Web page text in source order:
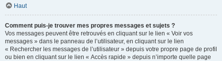
Haut
Comment puis-je trouver mes propres messages et sujets ?
Vos messages peuvent être retrouvés en cliquant sur le lien « Voir vos
messages » dans le panneau de l’utilisateur, en cliquant sur le lien
« Rechercher les messages de l’utilisateur » depuis votre propre page de profil
ou bien en cliquant sur le lien « Accès rapide » depuis n’importe quelle page